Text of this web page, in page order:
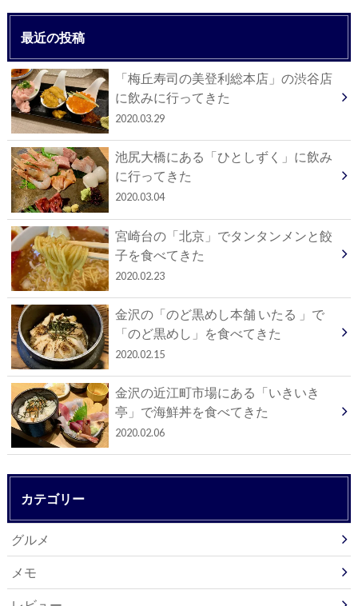
最近の投稿
「梅丘寿司の美登利総本店」の渋谷店
に飲みに行ってきた
2020.03.29
池尻大橋にある「ひとしずく」に飲み
に行ってきた
2020.03.04
宮崎台の「北京」でタンタンメンと餃
子を食べてきた
2020.02.23
金沢の「のど黒めし本舗 いたる 」で
「のど黒めし」を食べてきた
2020.02.15
金沢の近江町市場にある「いきいき
亭」で海鮮丼を食べてきた
2020.02.06
カテゴリー
グルメ
メモ